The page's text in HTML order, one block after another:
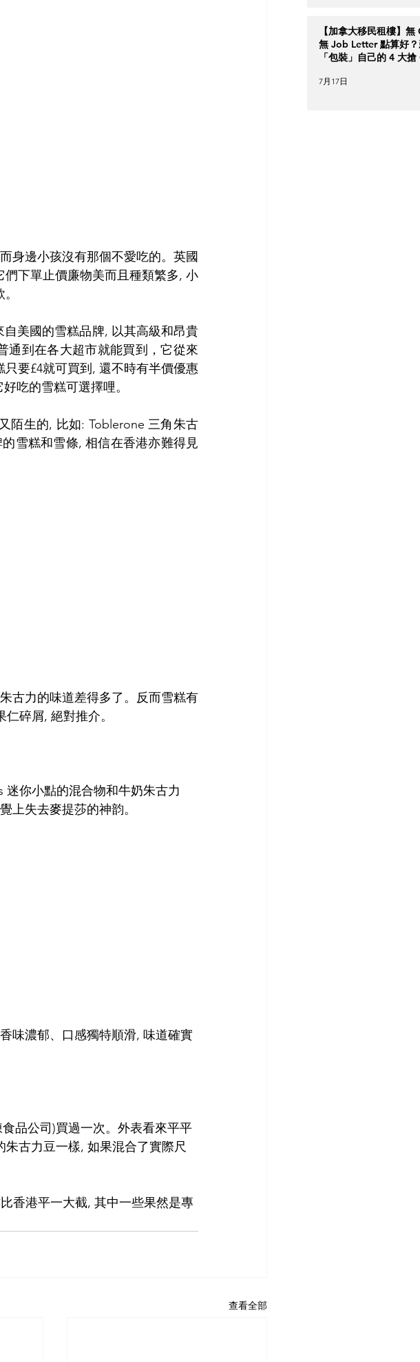
身邊小孩沒有那個不愛吃的。英國
下單止價廉物美而且種類繁多, 小
美國的雪糕品牌, 以其高級和昂貴
通到在各大超市就能買到，它從來
只要£4就可買到, 還不時有半價優惠
吃的雪糕可選擇哩。
陌生的, 比如: Toblerone 三角朱古
雪糕和雪條, 相信在香港亦難得見
古力的味道差得多了。反而雪糕有
碎屑, 絕對推介。
迷你小點的混合物和牛奶朱古力
上失去麥提莎的神韵。
味濃郁、口感獨特順滑, 味道確實
品公司)買過一次。外表看來平平
古力豆一樣, 如果混合了實際尺
香港平一大截, 其中一些果然是專
查看全部
【加拿大移民租樓】
無 Job Letter 點算好
「包裝」自己的 4 大
7月17日